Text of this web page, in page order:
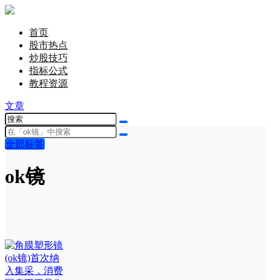
首页
股市热点
炒股技巧
指标公式
教程资源
文章
全部标签
ok镜